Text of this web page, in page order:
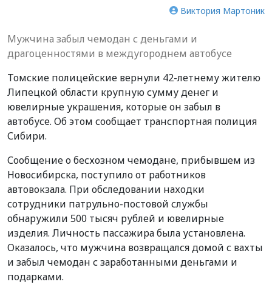
Виктория Мартоник
Мужчина забыл чемодан с деньгами и
драгоценностями в междугороднем автобусе
Томские полицейские вернули 42-летнему жителю
Липецкой области крупную сумму денег и
ювелирные украшения, которые он забыл в
автобусе. Об этом сообщает транспортная полиция
Сибири.
Сообщение о бесхозном чемодане, прибывшем из
Новосибирска, поступило от работников
автовокзала. При обследовании находки
сотрудники патрульно-постовой службы
обнаружили 500 тысяч рублей и ювелирные
изделия. Личность пассажира была установлена.
Оказалось, что мужчина возвращался домой с вахты
и забыл чемодан с заработанными деньгами и
подарками.